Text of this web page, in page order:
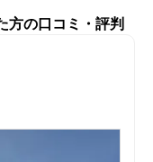
方の口コミ・評判